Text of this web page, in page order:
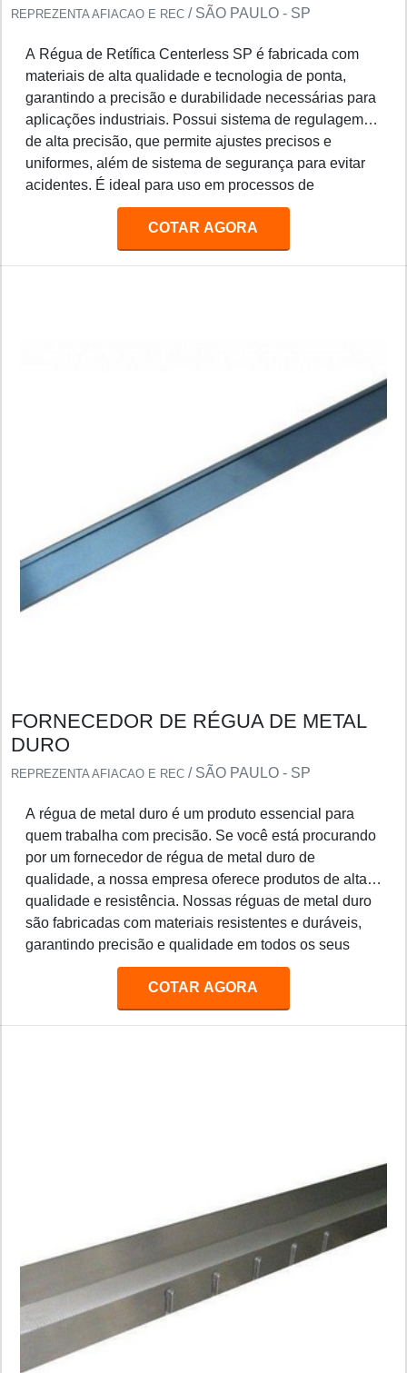
REPREZENTA AFIACAO E REC / SÃO PAULO - SP
A Régua de Retífica Centerless SP é fabricada com
materiais de alta qualidade e tecnologia de ponta,
garantindo a precisão e durabilidade necessárias para
aplicações industriais. Possui sistema de regulagem
de alta precisão, que permite ajustes precisos e
uniformes, além de sistema de segurança para evitar
acidentes. É ideal para uso em processos de
retificação de peças de precisão, como eixos, pinos,
COTAR AGORA
FORNECEDOR DE RÉGUA DE METAL
DURO
REPREZENTA AFIACAO E REC / SÃO PAULO - SP
A régua de metal duro é um produto essencial para
quem trabalha com precisão. Se você está procurando
por um fornecedor de régua de metal duro de
qualidade, a nossa empresa oferece produtos de alta
qualidade e resistência. Nossas réguas de metal duro
são fabricadas com materiais resistentes e duráveis,
garantindo precisão e qualidade em todos os seus
projetos. Além disso, oferecemos preços competitivos
e entrega rápida para todos os nossos clientes.
COTAR AGORA